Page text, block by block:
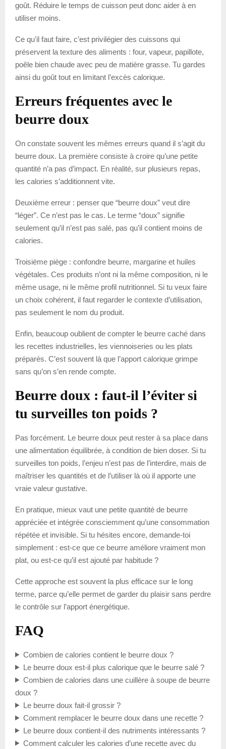
goût. Réduire le temps de cuisson peut donc aider à en
utiliser moins.
Ce qu’il faut faire, c’est privilégier des cuissons qui
préservent la texture des aliments : four, vapeur, papillote,
poêle bien chaude avec peu de matière grasse. Tu gardes
ainsi du goût tout en limitant l’excès calorique.
Erreurs fréquentes avec le
beurre doux
On constate souvent les mêmes erreurs quand il s’agit du
beurre doux. La première consiste à croire qu’une petite
quantité n’a pas d’impact. En réalité, sur plusieurs repas,
les calories s’additionnent vite.
Deuxième erreur : penser que “beurre doux” veut dire
“léger”. Ce n’est pas le cas. Le terme “doux” signifie
seulement qu’il n’est pas salé, pas qu’il contient moins de
calories.
Troisième piège : confondre beurre, margarine et huiles
végétales. Ces produits n’ont ni la même composition, ni le
même usage, ni le même profil nutritionnel. Si tu veux faire
un choix cohérent, il faut regarder le contexte d’utilisation,
pas seulement le nom du produit.
Enfin, beaucoup oublient de compter le beurre caché dans
les recettes industrielles, les viennoiseries ou les plats
préparés. C’est souvent là que l’apport calorique grimpe
sans qu’on s’en rende compte.
Beurre doux : faut-il l’éviter si
tu surveilles ton poids ?
Pas forcément. Le beurre doux peut rester à sa place dans
une alimentation équilibrée, à condition de bien doser. Si tu
surveilles ton poids, l’enjeu n’est pas de l’interdire, mais de
maîtriser les quantités et de l’utiliser là où il apporte une
vraie valeur gustative.
En pratique, mieux vaut une petite quantité de beurre
appréciée et intégrée consciemment qu’une consommation
répétée et invisible. Si tu hésites encore, demande-toi
simplement : est-ce que ce beurre améliore vraiment mon
plat, ou est-ce qu’il est ajouté par habitude ?
Cette approche est souvent la plus efficace sur le long
terme, parce qu’elle permet de garder du plaisir sans perdre
le contrôle sur l’apport énergétique.
FAQ
Combien de calories contient le beurre doux ?
Le beurre doux est-il plus calorique que le beurre salé ?
Combien de calories dans une cuillère à soupe de beurre
doux ?
Le beurre doux fait-il grossir ?
Comment remplacer le beurre doux dans une recette ?
Le beurre doux contient-il des nutriments intéressants ?
Comment calculer les calories d’une recette avec du